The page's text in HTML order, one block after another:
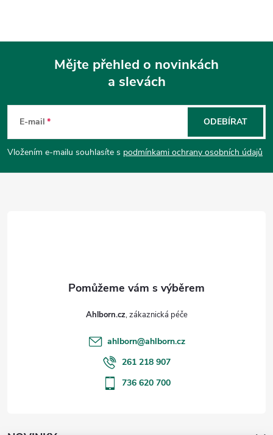
p
a
Mějte přehled o novinkách
a slevách
E-mail
Vložením e-mailu souhlasíte s podmínkami ochrany osobních údajů
ODEBÍRAT
Ahlborn.cz
ahlborn@ahlborn.cz
261 218 907
736 620 700